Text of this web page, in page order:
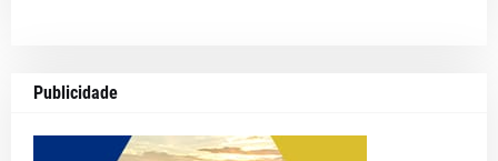
Publicidade